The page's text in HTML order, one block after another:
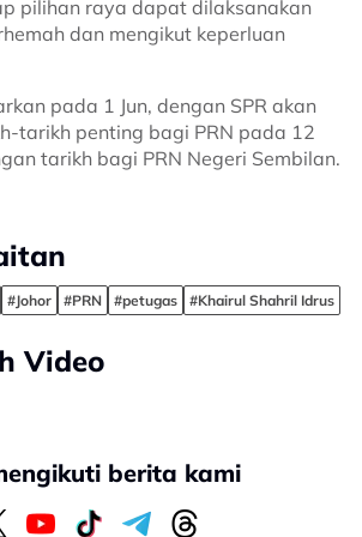
pilihan raya dapat dilaksanakan
dan mengikut keperluan
pada 1 Jun, dengan SPR akan
tarikh penting bagi PRN pada 12
tarikh bagi PRN Negeri Sembilan.
#Johor #PRN #petugas #Khairul Shahril Idrus
Video
berita kami